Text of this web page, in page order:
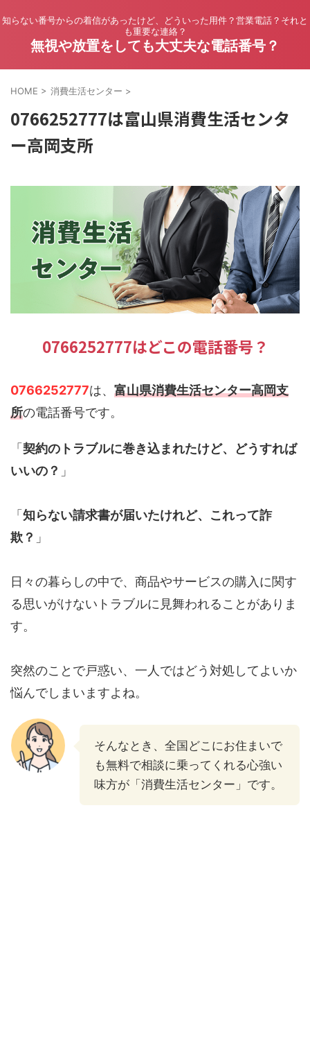
知らない番号からの着信があったけど、どういった用件？営業電話？それと
も重要な連絡？
無視や放置をしても大丈夫な電話番号？
HOME > 消費生活センター >
0766252777は富山県消費生活センタ
ー高岡支所
0766252777はどこの電話番号？
0766252777は、 富山県消費生活センター高岡支
所の電話番号です。
「 契約のトラブルに巻き込まれたけど、どうすれば
いいの？ 」
「 知らない請求書が届いたけれど、これって詐
欺？ 」
日々の暮らしの中で、商品やサービスの購入に関す
る思いがけないトラブルに見舞われることがありま
す。
突然のことで戸惑い、一人ではどう対処してよいか
悩んでしまいますよね。
そんなとき、全国どこにお住まいで
も無料で相談に乗ってくれる心強い
味方が「消費生活センター」です。